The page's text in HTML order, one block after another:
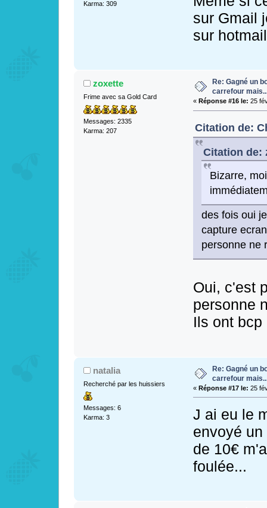
Karma: 309
sur Gmail
sur
zoxette
Frime avec sa Gold Card
Messages: 2335
Karma: 207
Re: Gagné un
carrefour
« Réponse #16 le: 25
Citation de:
Citation de:
Bizarre,
des fois oui
capture
personne ne
Oui, c'est
personne
Ils ont
natalia
Recherché par les huissiers
Messages: 6
Karma: 3
Re: Gagné un
carrefour
« Réponse #17 le: 25
J ai eu le
envoyé
de 10€
foulée...